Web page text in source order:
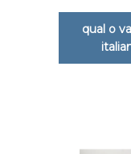
qual o